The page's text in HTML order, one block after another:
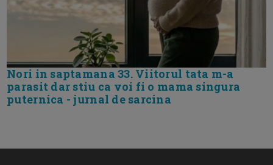
Nori in saptamana 33. Viitorul tata m-a
parasit dar stiu ca voi fi o mama singura
puternica - jurnal de sarcina